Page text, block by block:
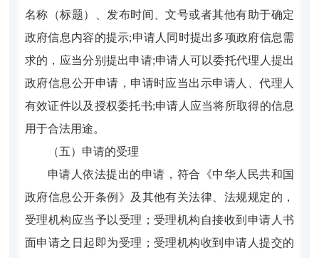
名称（标题）、发布时间、文号或者其他有助于确定
政府信息内容的提示;申请人同时提出多项政府信息需
求的，应当分别提出申请;申请人可以委托代理人提出
政府信息公开申请，申请时应当出示申请人、代理人
有效证件以及授权委托书;申请人应当将所取得的信息
用于合法用途。
（五）申请的受理
申请人依法提出的申请，符合《中华人民共和国
政府信息公开条例》及其他有关法律、法规规定的，
受理机构应当予以受理；受理机构自接收到申请人书
面申请之日起即为受理；受理机构收到申请人提交的